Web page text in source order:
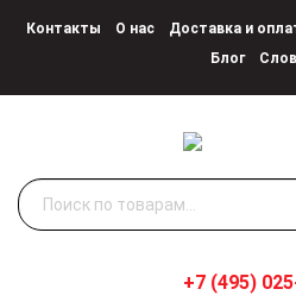
Контакты О нас Доставка и
Блог
Искать:
+7 (495)